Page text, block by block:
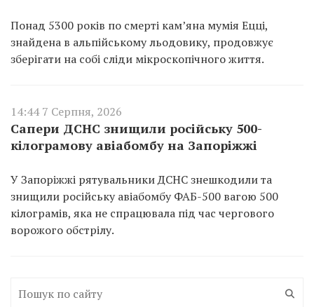
Понад 5300 років по смерті кам’яна мумія Ецці,
знайдена в альпійському льодовику, продовжує
зберігати на собі сліди мікроскопічного життя.
14:44 7 Серпня, 2026
Сапери ДСНС знищили російську 500-
кілограмову авіабомбу на Запоріжжі
У Запоріжжі рятувальники ДСНС знешкодили та
знищили російську авіабомбу ФАБ-500 вагою 500
кілограмів, яка не спрацювала під час чергового
ворожого обстрілу.